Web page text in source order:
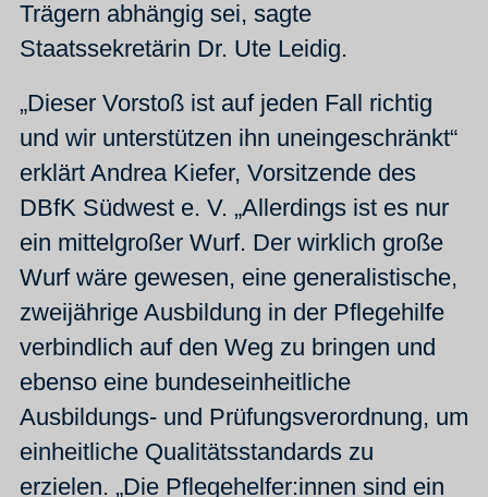
Trägern abhängig sei, sagte
Staatssekretärin Dr. Ute Leidig.
„Dieser Vorstoß ist auf jeden Fall richtig
und wir unterstützen ihn uneingeschränkt“
erklärt Andrea Kiefer, Vorsitzende des
DBfK Südwest e. V. „Allerdings ist es nur
ein mittelgroßer Wurf. Der wirklich große
Wurf wäre gewesen, eine generalistische,
zweijährige Ausbildung in der Pflegehilfe
verbindlich auf den Weg zu bringen und
ebenso eine bundeseinheitliche
Ausbildungs- und Prüfungsverordnung, um
einheitliche Qualitätsstandards zu
erzielen. „Die Pflegehelfer:innen sind ein